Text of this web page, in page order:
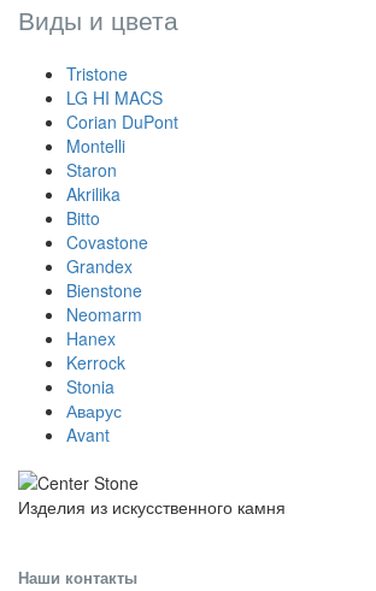
Виды и цвета
Tristone
LG HI MACS
Corian DuPont
Montelli
Staron
Akrilika
Bitto
Covastone
Grandex
Bienstone
Neomarm
Hanex
Kerrock
Stonia
Аварус
Avant
Изделия из искусственного камня
Наши контакты